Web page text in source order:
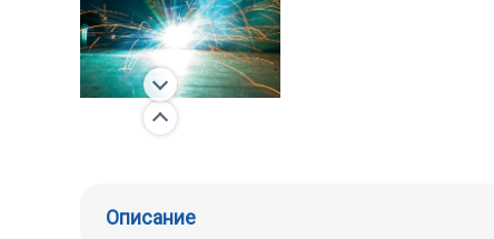
Описание